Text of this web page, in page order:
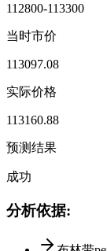
112800-113300
当时市价
113097.08
实际价格
113160.88
预测结果
成功
分析依据: